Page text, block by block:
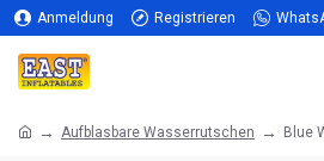
Anmeldung Registrieren
Aufblasbare Wasserrutschen Blue